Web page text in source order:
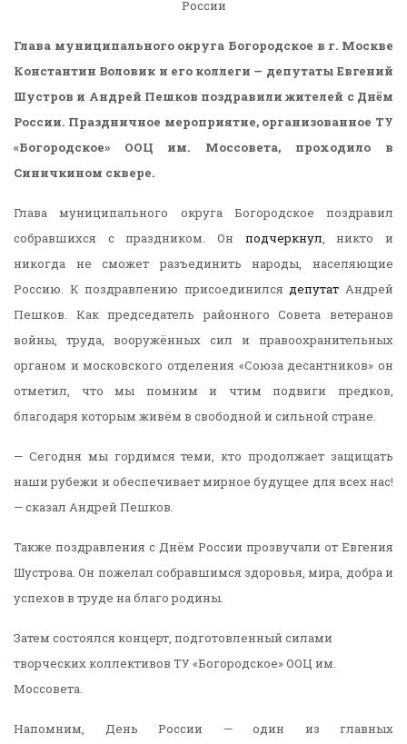
Глава муниципального округа Богородское в г. Москве
Константин Воловик и его коллеги — депутаты Евгений
Шустров и Андрей Пешков поздравили жителей с Днём
России. Праздничное мероприятие, организованное ТУ
«Богородское» ООЦ им. Моссовета, проходило в
Синичкином сквере.
Глава муниципального округа Богородское поздравил
собравшихся с праздником. Он подчеркнул , никто и
никогда не сможет разъединить народы, населяющие
Россию. К поздравлению присоединился депутат Андрей
Пешков. Как председатель районного Совета ветеранов
войны, труда, вооружённых сил и правоохранительных
органом и московского отделения «Союза десантников» он
отметил, что мы помним и чтим подвиги предков,
благодаря которым живём в свободной и сильной стране.
— Сегодня мы гордимся теми, кто продолжает защищать
наши рубежи и обеспечивает мирное будущее для всех нас!
— сказал Андрей Пешков.
Также поздравления с Днём России прозвучали от Евгения
Шустрова. Он пожелал собравшимся здоровья, мира, добра и
успехов в труде на благо родины.
Затем состоялся концерт, подготовленный силами
творческих коллективов ТУ «Богородское» ООЦ им.
Моссовета.
Напомним, День России — один из главных